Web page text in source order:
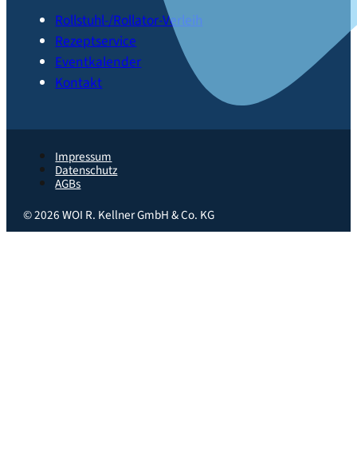
Rollstuhl-/Rollator-Verleih
Rezeptservice
Eventkalender
Kontakt
Impressum
Datenschutz
AGBs
© 2026WOI R. Kellner GmbH & Co. KG